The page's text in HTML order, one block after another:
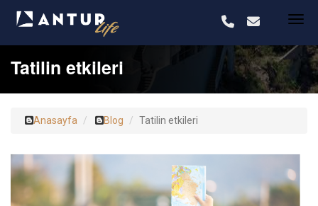
Tatilin etkileri
Anasayfa Blog Tatilin etkileri